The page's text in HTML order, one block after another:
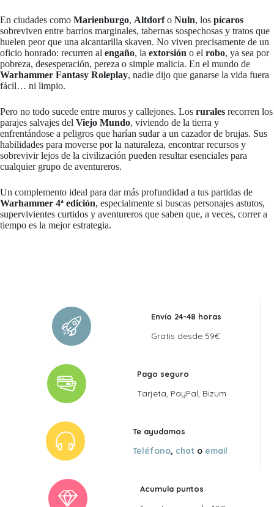
En ciudades como Marienburgo, Altdorfo Nuln, los pícaros
sobreviven entre barrios marginales, tabernas sospechosas y tratos que
huelen peor que una alcantarilla skaven. No viven precisamente de un
oficio honrado: recurren al engaño, la extorsión o el robo, ya sea por
pobreza, desesperación, pereza o simple malicia. En el mundo de
Warhammer Fantasy Roleplay, nadie dijo que ganarse la vida fuera
fácil… ni limpio.
Pero no todo sucede entre muros y callejones. Los rurales recorren los
parajes salvajes del Viejo Mundo, viviendo de la tierra y
enfrentándose a peligros que harían sudar a un cazador de brujas. Sus
habilidades para moverse por la naturaleza, encontrar recursos y
sobrevivir lejos de la civilización pueden resultar esenciales para
cualquier grupo de aventureros.
Un complemento ideal para dar más profundidad a tus partidas de
Warhammer 4ª edición, especialmente si buscas personajes astutos,
supervivientes curtidos y aventureros que saben que, a veces, correr a
tiempo es la mejor estrategia.
Envío 24-48 horas
Gratis desde 59€
Pago seguro
Tarjeta, PayPal, Bizum
Te ayudamos
Teléfono, chat o email
Acumula puntos